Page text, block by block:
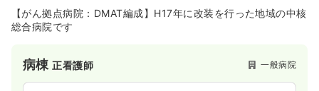
【がん拠点病院：DMAT編成】H17年に改装を行った地域の中核
総合病院です
病棟正看護師 一般病院